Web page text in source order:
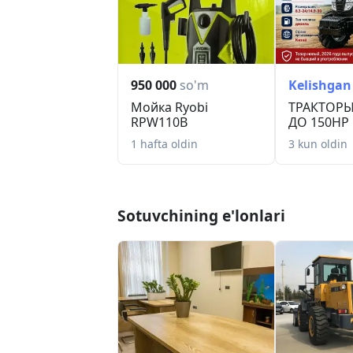
950 000 so'm
Мойка Ryobi
RPW110B
1 hafta oldin
ДО 150HP
3 kun oldin
Sotuvchining e'lonlari